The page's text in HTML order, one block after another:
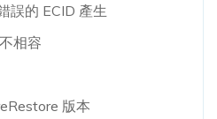
誤的 ECID 產生
相容
版本